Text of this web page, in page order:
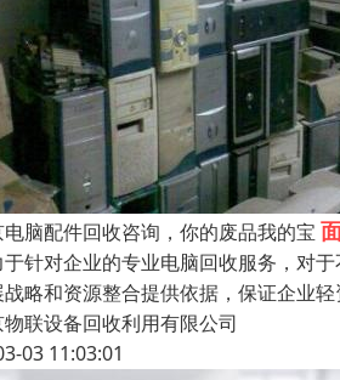
脑配件回收咨询，你的废品我的宝
针对企业的专业电脑回收服务，对
略和资源整合提供依据，保证企业
联设备回收利用有限公司
03 11:03:01